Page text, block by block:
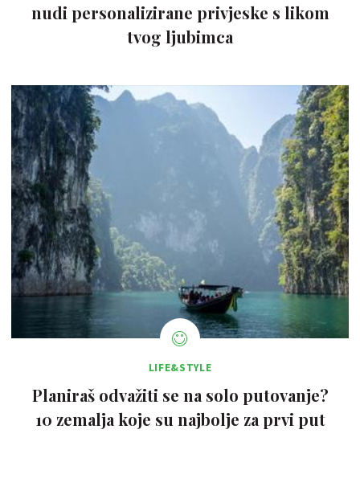
nudi personalizirane privjeske s likom
tvog ljubimca
LIFE&STYLE
Planiraš odvažiti se na solo putovanje?
10 zemalja koje su najbolje za prvi put